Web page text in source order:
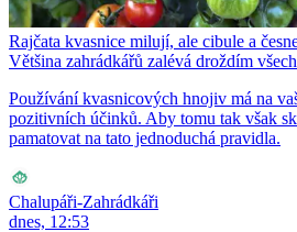
Rajčata kvasnice milují, ale cibule a
Většina zahrádkářů zalévá droždím
Používání kvasnicových hnojiv má na
pozitivních účinků. Aby tomu tak však
pamatovat na tato jednoduchá pravidla.
Chalupáři-Zahrádkáři
dnes, 12:53